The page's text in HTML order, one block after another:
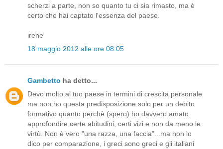
scherzi a parte, non so quanto tu ci sia rimasto, ma è
certo che hai captato l'essenza del paese.
irene
18 maggio 2012 alle ore 08:05
Gambetto ha detto...
Devo molto al tuo paese in termini di crescita personale
ma non ho questa predisposizione solo per un debito
formativo quanto perchè (spero) ho davvero amato
approfondire certe abitudini, certi vizi e non da meno le
virtù. Non è vero "una razza, una faccia"...ma non lo
dico per comparazione, i greci sono greci e gli italiani